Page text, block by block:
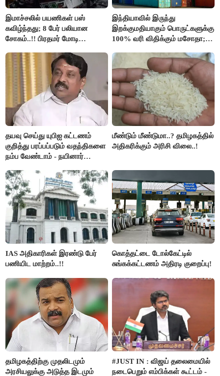
இமாச்சலில் பயணிகள் பஸ்
கவிழ்ந்தது; 8 பேர் பலியான
சோகம்..!! பிரதமர் மோடி
இந்தியாவில் இருந்து
இறக்குமதியாகும் பொருட்களுக்கு
100% வரி விதிக்கும் மசோதா;
தயவு செய்து யுபிஐ கட்டணம்
குறித்து பரப்பப்படும் வதந்திகளை
நம்ப வேண்டாம் - நயினார்
மீண்டும் மீண்டுமா..? தமிழகத்தில்
அதிகரிக்கும் அரிசி விலை..!
IAS அதிகாரிகள் இரண்டு பேர்
பணியிட மாற்றம்..!!
கொத்தட்டை டோல்கேட்டில்
சுங்கக்கட்டணம் அதிரடி குறைப்பு!
தமிழகத்திற்கு முதலிடமும்
அரசியலுக்கு அடுத்த இடமும்
#JUST IN : விஜய் தலைமையில்
நடைபெறும் எம்பிக்கள் கூட்டம் -